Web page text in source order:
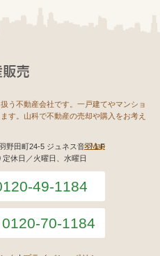
う不動産会社です。一戸建てやマンショ
す。山科で不動産の売却や購入をお考え
Map
野田町24-5 ジュネス音羽１F
休日／火曜日、水曜日
49-1184
0120-70-1184